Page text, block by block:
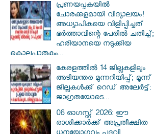
പ്രണയപ്പകയിൽ
ചോരക്കളമായി വിദ്യാലയം!
അധ്യാപികയെ വിളിപ്പിച്ചത്
ഭർത്താവിന്റെ പേരിൽ ചതിച്ച്;
ഹരിയാനയെ നടുക്കിയ
കൊലപാതകം...
കേരളത്തിൽ 14 ജില്ലകളിലും
അടിയന്തര മുന്നറിയിപ്പ്; മൂന്ന്
ജില്ലകൾക്ക് റെഡ് അലേർട്ട്:
ജാഗ്രതയോടെ...
06 ഓഗസ്റ്റ് 2026: ഈ
രാശിക്കാർക്ക് അപ്രതീക്ഷിത